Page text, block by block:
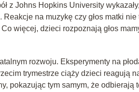
z Johns Hopkins University
Reakcje na muzykę czy głos matki
więcej, dzieci rozpoznają głos
rozwoju. Eksperymenty na
trymestrze ciąży dzieci reagują
pokazując tym samym, że odbierają